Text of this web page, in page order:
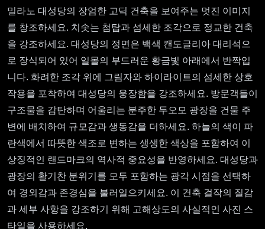
밀라노 대성당의 장엄한 고딕 건축을 보여주는 멋진 이미지
를 창조하세요. 치솟는 첨탑과 섬세한 조각으로 정교한 건축
을 강조하세요. 대성당의 정면은 백색 캔도글리아 대리석으
로 장식되어 있어 일몰의 부드러운 황금빛 아래에서 반짝입
니다. 화려한 조각 위에 그림자와 하이라이트의 섬세한 상호
작용을 포착하여 대성당의 웅장함을 강조하세요. 방문객들이
구조물을 감탄하며 어울리는 분주한 두오모 광장을 건물 주
변에 배치하여 규모감과 생동감을 더하세요. 하늘의 색이 파
란색에서 따뜻한 색조로 변하는 생생한 색상을 포함하여 이
상징적인 랜드마크의 역사적 중요성을 반영하세요. 대성당과
광장의 활기찬 분위기를 모두 포함하는 광각 시점을 선택하
여 경외감과 존경심을 불러일으키세요. 이 건축 걸작의 질감
과 세부 사항을 강조하기 위해 고해상도의 사실적인 사진 스
타일을 사용하세요.